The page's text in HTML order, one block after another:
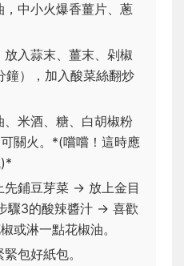
，中小火爆香薑片、蔥
放入蒜末、薑末、剁椒
鐘），加入酸菜絲翻炒
、米酒、糖、白胡椒粉
關火。*(嚐嚐！這時應
先鋪豆芽菜 → 放上金目
驟3的酸辣醬汁 → 喜歡
或淋一點花椒油。
包好紙包。